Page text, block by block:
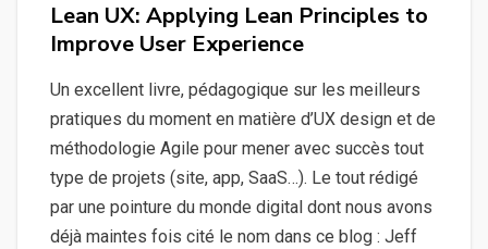
Lean UX: Applying Lean Principles to
Improve User Experience
Un excellent livre, pédagogique sur les meilleurs
pratiques du moment en matière d’UX design et de
méthodologie Agile pour mener avec succès tout
type de projets (site, app, SaaS…). Le tout rédigé
par une pointure du monde digital dont nous avons
déjà maintes fois cité le nom dans ce blog : Jeff